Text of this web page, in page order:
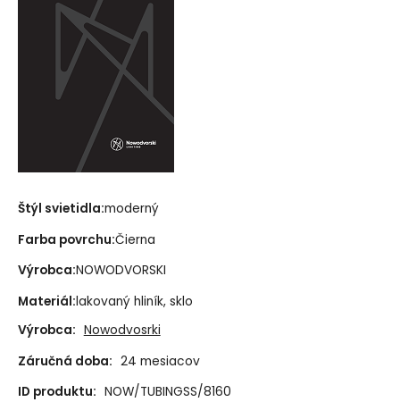
Štýl svietidla:moderný
Farba povrchu:Čierna
Výrobca:NOWODVORSKI
Materiál:lakovaný hliník, sklo
Výrobca: Nowodvosrki
Záručná doba: 24 mesiacov
ID produktu: NOW/TUBINGSS/8160